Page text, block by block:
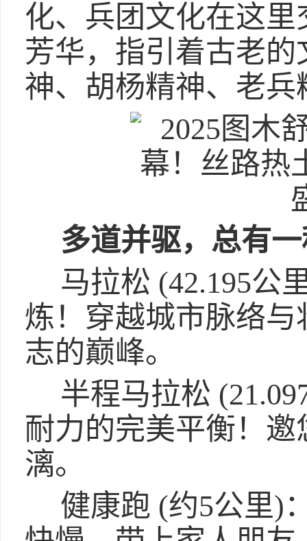
化、兵团文化在这
芳华，指引着古老
神、胡杨精神、老
多道并驱，总有
马拉松 (42.195公
炼！穿越城市脉络
志的巅峰。
半程马拉松
耐力的完美平衡！
漓。
健康跑 (约5公里)